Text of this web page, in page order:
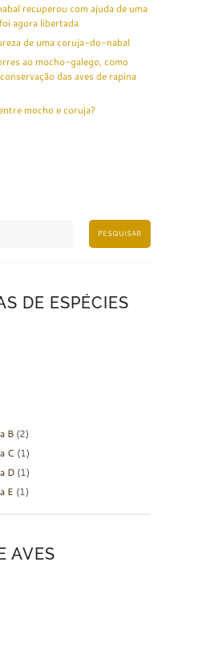
recuperou com ajuda de uma
agora libertada
de uma coruja-do-nabal
ao mocho-galego, como
das aves de rapina
mocho e coruja?
PESQUISAR
DE ESPÉCIES
B (2)
C (1)
D (1)
E (1)
AVES